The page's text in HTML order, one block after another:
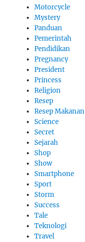
Motorcycle
Mystery
Panduan
Pemerintah
Pendidikan
Pregnancy
President
Princess
Religion
Resep
Resep Makanan
Science
Secret
Sejarah
Shop
Show
Smartphone
Sport
Storm
Success
Tale
Teknologi
Travel